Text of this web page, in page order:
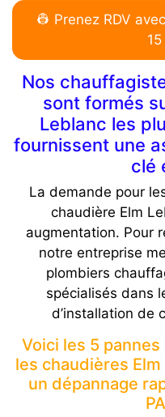
👷 Prenez RDV
Nos
sont formés
Leblanc les
fournissent une
clé
La demande pour
chaudière Elm
augmentation. Pour
notre entreprise
plombiers
spécialisés dans
d’installation de
Voici les 5
les chaudières
un dépannage